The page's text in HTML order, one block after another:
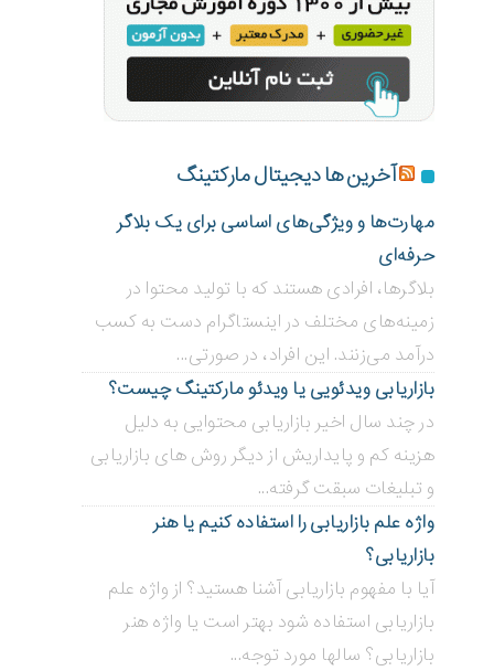
آخرین ها دیجیتال مارکتینگ
مهارت‌ها و ویژگی‌های اساسی برای یک بلاگر
حرفه‌ای
بلاگر‌ها، افرادی هستند که با تولید محتوا در
زمینه‌های مختلف در اینستاگرام دست به کسب
درآمد می‌زنند. این افراد، در صورتی...
بازاریابی ویدئویی ‌یا ویدئو مارکتینگ چیست؟
در چند سال اخیر بازاریابی محتوایی به دلیل
هزینه کم و پایداریش از دیگر روش های بازاریابی
و تبلیغات سبقت گرفته...
واژه علم بازاریابی را استفاده کنیم یا هنر
بازاریابی؟
آیا با مفهوم بازاریابی آشنا هستید؟ از واژه علم
بازاریابی استفاده شود بهتر است یا واژه هنر
بازاریابی؟ سالها مورد توجه...